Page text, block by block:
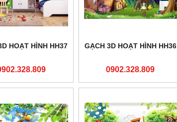
HOẠT HÌNH HH37 GẠCH 3D HOẠT HÌNH HH36
0902.328.809